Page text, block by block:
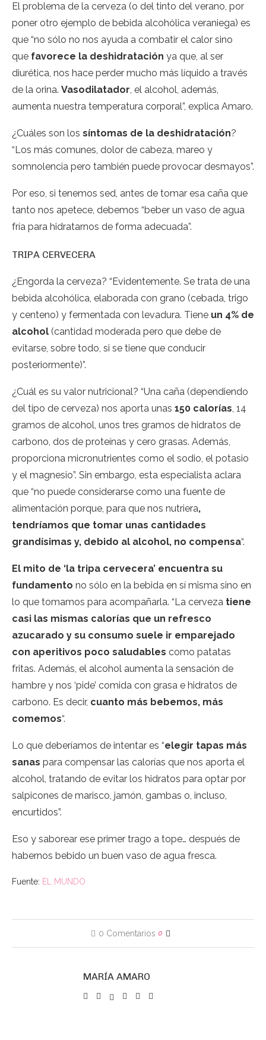
El problema de la cerveza (o del tinto del verano, por
poner otro ejemplo de bebida alcohólica veraniega) es
que “no sólo no nos ayuda a combatir el calor sino
que favorece la deshidratación ya que, al ser
diurética, nos hace perder mucho más líquido a través
de la orina. Vasodilatador, el alcohol, además,
aumenta nuestra temperatura corporal”, explica Amaro.
¿Cuáles son los síntomas de la deshidratación?
“Los más comunes, dolor de cabeza, mareo y
somnolencia pero también puede provocar desmayos”.
Por eso, si tenemos sed, antes de tomar esa caña que
tanto nos apetece, debemos “beber un vaso de agua
fría para hidratarnos de forma adecuada”.
TRIPA CERVECERA
¿Engorda la cerveza? “Evidentemente. Se trata de una
bebida alcohólica, elaborada con grano (cebada, trigo
y centeno) y fermentada con levadura. Tiene un 4% de
alcohol (cantidad moderada pero que debe de
evitarse, sobre todo, si se tiene que conducir
posteriormente)”.
¿Cuál es su valor nutricional? “Una caña (dependiendo
del tipo de cerveza) nos aporta unas 150 calorías, 14
gramos de alcohol, unos tres gramos de hidratos de
carbono, dos de proteínas y cero grasas. Además,
proporciona micronutrientes como el sodio, el potasio
y el magnesio”. Sin embargo, esta especialista aclara
que “no puede considerarse como una fuente de
alimentación porque, para que nos nutriera,
tendríamos que tomar unas cantidades
grandísimas y, debido al alcohol, no compensa“.
El mito de ‘la tripa cervecera’ encuentra su
fundamento no sólo en la bebida en sí misma sino en
lo que tomamos para acompañarla. “La cerveza tiene
casi las mismas calorías que un refresco
azucarado y su consumo suele ir emparejado
con aperitivos poco saludables como patatas
fritas. Además, el alcohol aumenta la sensación de
hambre y nos ‘pide’ comida con grasa e hidratos de
carbono. Es decir, cuanto más bebemos, más
comemos“.
Lo que deberíamos de intentar es “elegir tapas más
sanas para compensar las calorías que nos aporta el
alcohol, tratando de evitar los hidratos para optar por
salpicones de marisco, jamón, gambas o, incluso,
encurtidos”.
Eso y saborear ese primer trago a tope… después de
habernos bebido un buen vaso de agua fresca.
Fuente: EL MUNDO
0 Comentarios 0
MARÍA AMARO